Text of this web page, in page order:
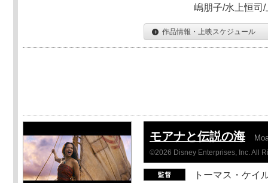
嶋朋子/水上恒司
作品情報・上映スケジュール
モアナと伝説の海
©2026 Disney Enterprises, Inc. All
トーマス・ケイ